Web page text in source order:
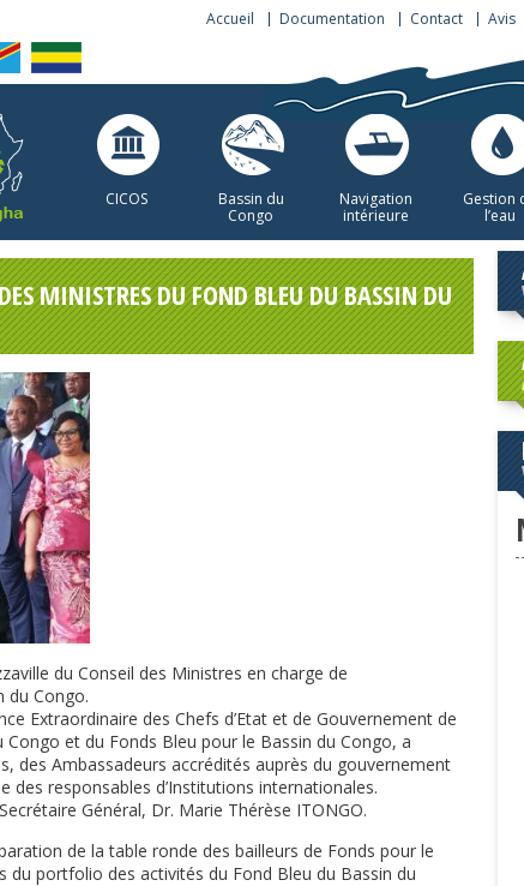
Accueil Documentation Contact Avis
CICOS
Bassin du
Congo
Navigation
intérieure
Gestion
l’eau
MINISTRES DU FOND BLEU DU BASSIN DU
du Conseil des Ministres en charge de
du Congo.
Extraordinaire des Chefs d’Etat et de Gouvernement de
et du Fonds Bleu pour le Bassin du Congo, a
des Ambassadeurs accrédités auprès du gouvernement
des responsables d’Institutions internationales.
Général, Dr. Marie Thérèse ITONGO.
de la table ronde des bailleurs de Fonds pour le
portfolio des activités du Fond Bleu du Bassin du